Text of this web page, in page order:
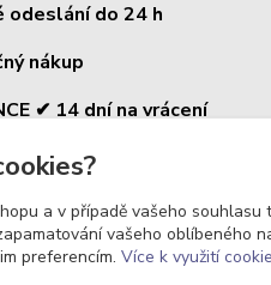
odeslání do 24 h
nákup
✔ 14 dní na vrácení
zákazníků
prodejce
a v případě vašeho souhlasu
vašeho oblíbeného
preferencím. Více k využití